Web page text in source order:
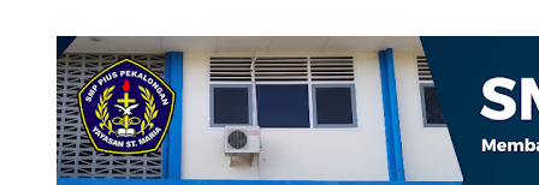
SMP PIUS